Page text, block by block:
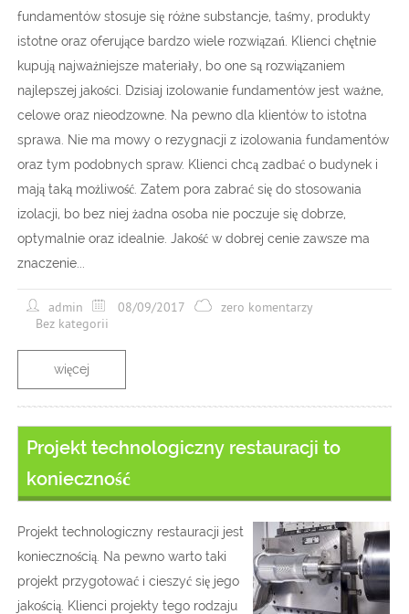
fundamentów stosuje się różne substancje, taśmy, produkty
istotne oraz oferujące bardzo wiele rozwiązań. Klienci chętnie
kupują najważniejsze materiały, bo one są rozwiązaniem
najlepszej jakości. Dzisiaj izolowanie fundamentów jest ważne,
celowe oraz nieodzowne. Na pewno dla klientów to istotna
sprawa. Nie ma mowy o rezygnacji z izolowania fundamentów
oraz tym podobnych spraw. Klienci chcą zadbać o budynek i
mają taką możliwość. Zatem pora zabrać się do stosowania
izolacji, bo bez niej żadna osoba nie poczuje się dobrze,
optymalnie oraz idealnie. Jakość w dobrej cenie zawsze ma
znaczenie...
admin 08/09/2017
zero komentarzy
Bez kategorii
więcej
Projekt technologiczny restauracji to
konieczność
Projekt technologiczny restauracji jest
koniecznością. Na pewno warto taki
projekt przygotować i cieszyć się jego
jakością. Klienci projekty tego rodzaju